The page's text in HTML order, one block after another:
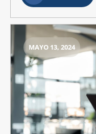
MAYO 13, 2024